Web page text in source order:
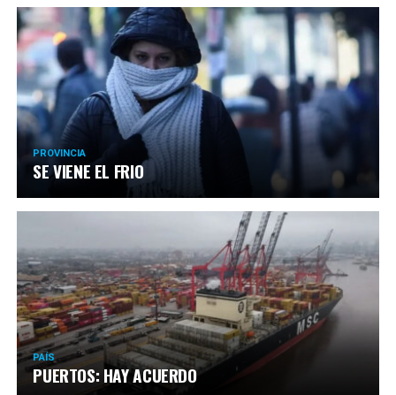
PROVINCIA
SE VIENE EL FRIO
PAÍS
PUERTOS: HAY ACUERDO